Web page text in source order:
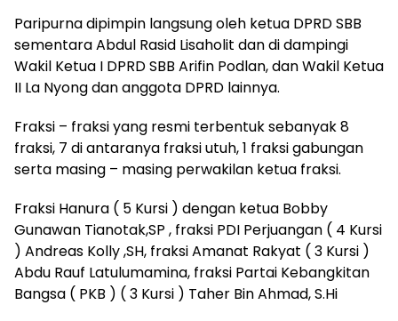
Paripurna dipimpin langsung oleh ketua DPRD SBB
sementara Abdul Rasid Lisaholit dan di dampingi
Wakil Ketua I DPRD SBB Arifin Podlan, dan Wakil Ketua
II La Nyong dan anggota DPRD lainnya.
Fraksi – fraksi yang resmi terbentuk sebanyak 8
fraksi, 7 di antaranya fraksi utuh, 1 fraksi gabungan
serta masing – masing perwakilan ketua fraksi.
Fraksi Hanura ( 5 Kursi ) dengan ketua Bobby
Gunawan Tianotak,SP , fraksi PDI Perjuangan ( 4 Kursi
) Andreas Kolly ,SH, fraksi Amanat Rakyat ( 3 Kursi )
Abdu Rauf Latulumamina, fraksi Partai Kebangkitan
Bangsa ( PKB ) ( 3 Kursi ) Taher Bin Ahmad, S.Hi